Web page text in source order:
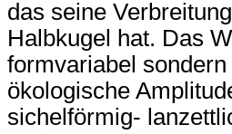
das seine
Halbkugel hat. Das
formvariabel
ökologische
sichelförmig-